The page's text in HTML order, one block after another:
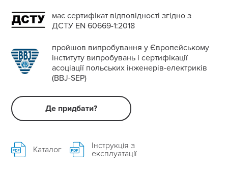
має сертифікат відповідності згідно з
ДСТУ EN 60669-1:2018
пройшов випробування у Європейському
інституту випробувань і сертифікації
асоціації польських інженерів-електриків
(BBJ-SEP)
Де придбати?
Каталог
Інструкція з
експлуатації